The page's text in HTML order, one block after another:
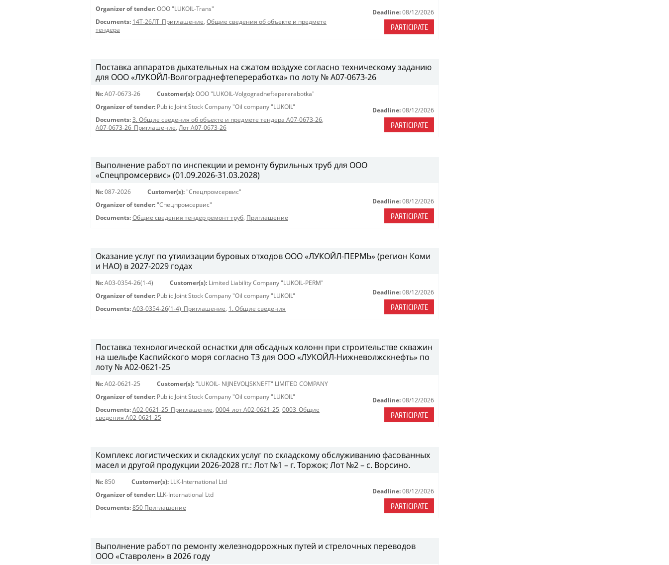
Organizer of tender: OOO "LUKOIL-Trans"
Documents: 14Т-26ЛТ_Приглашение, Общие сведения об объекте и предмете
тендера
Deadline: 08/12/2026
PARTICIPATE
Поставка аппаратов дыхательных на сжатом воздухе согласно техническому заданию
для ООО «ЛУКОЙЛ-Волгограднефтепереработка» по лоту № A07-0673-26
№: A07-0673-26 Customer(s): OOO "LUKOIL-Volgogradneftepererabotka"
Organizer of tender: Public Joint Stock Company "Oil company "LUKOIL"
Documents: 3. Общие сведения об объекте и предмете тендера A07-0673-26,
A07-0673-26_Приглашение, Лот A07-0673-26
Deadline: 08/12/2026
PARTICIPATE
Выполнение работ по инспекции и ремонту бурильных труб для ООО
«Спецпромсервис» (01.09.2026-31.03.2028)
№: 087-2026 Customer(s): "Спецпромсервис"
Organizer of tender: "Спецпромсервис"
Documents: Общие сведения тендер ремонт труб, Приглашение
Deadline: 08/12/2026
PARTICIPATE
Оказание услуг по утилизации буровых отходов ООО «ЛУКОЙЛ-ПЕРМЬ» (регион Коми
и НАО) в 2027-2029 годах
№: A03-0354-26(1-4) Customer(s): Limited Liability Company "LUKOIL-PERM"
Organizer of tender: Public Joint Stock Company "Oil company "LUKOIL"
Documents: A03-0354-26(1-4)_Приглашение, 1. Общие сведения
Deadline: 08/12/2026
PARTICIPATE
Поставка технологической оснастки для обсадных колонн при строительстве скважин
на шельфе Каспийского моря согласно ТЗ для ООО «ЛУКОЙЛ-Нижневолжскнефть» по
лоту № A02-0621-25
№: A02-0621-25 Customer(s): "LUKOIL- NIJNEVOLJSKNEFT" LIMITED COMPANY
Organizer of tender: Public Joint Stock Company "Oil company "LUKOIL"
Documents: A02-0621-25_Приглашение, 0004_лот A02-0621-25, 0003_Общие
сведения A02-0621-25
Deadline: 08/12/2026
PARTICIPATE
Комплекс логистических и складских услуг по складскому обслуживанию фасованных
масел и другой продукции 2026-2028 гг.: Лот №1 – г. Торжок; Лот №2 – с. Ворсино.
№: 850 Customer(s): LLK-International Ltd
Organizer of tender: LLK-International Ltd
Documents: 850 Приглашение
Deadline: 08/12/2026
PARTICIPATE
Выполнение работ по ремонту железнодорожных путей и стрелочных переводов
ООО «Ставролен» в 2026 году